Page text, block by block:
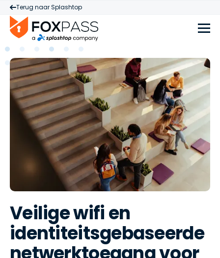
Terug naar Splashtop
Veilige wifi en
identiteitsgebaseerde